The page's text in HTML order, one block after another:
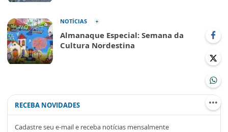
NOTÍCIAS
Almanaque Especial: Semana da
Cultura Nordestina
RECEBA NOVIDADES
Cadastre seu e-mail e receba notícias mensalmente